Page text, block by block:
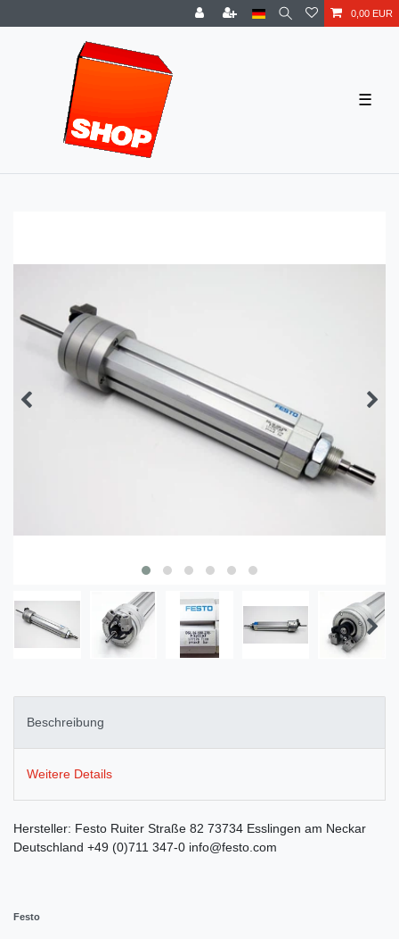
0,00 EUR
☰
Beschreibung
Weitere Details
Hersteller: Festo Ruiter Straße 82 73734 Esslingen am Neckar
Deutschland +49 (0)711 347-0 info@festo.com
Festo